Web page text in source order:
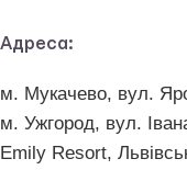
Адреса:
м. Мукачево, вул.
м. Ужгород, вул.
Emily Resort,